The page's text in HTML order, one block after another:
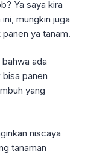
Ya saya kira
mungkin juga
ya tanam.
ada
panen
yang
niscaya
tanaman